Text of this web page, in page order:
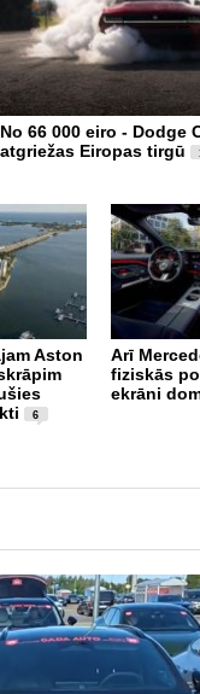
No 66 000 eiro - Dodge
atgriežas Eiropas tirgū
1
Aston
6
Arī
fiziskās
ekrāni